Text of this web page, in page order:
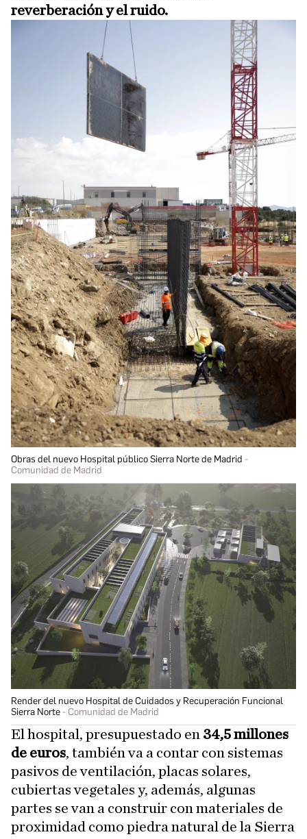
reverberación y el ruido.
Obras del nuevo Hospital público Sierra Norte de Madrid
Comunidad de Madrid
Render del nuevo Hospital de Cuidados y Recuperación Funcional
Sierra Norte
Comunidad de Madrid
El hospital, presupuestado en 34,5 millones
de euros, también va a contar con sistemas
pasivos de ventilación, placas solares,
cubiertas vegetales y, además, algunas
partes se van a construir con materiales de
proximidad como piedra natural de la Sierra